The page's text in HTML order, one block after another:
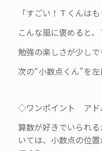
「すごい！Ｔくんは
こんな風に褒めると
勉強の楽しさが少し
次の“小数点くん”を
◇ワンポイント ア
算数が好きでいられ
いては、小数点の位